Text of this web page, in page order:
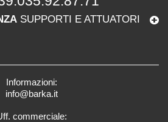
SUPPORTI E ATTUATORI
Informazioni:
info@barka.it
commerciale: